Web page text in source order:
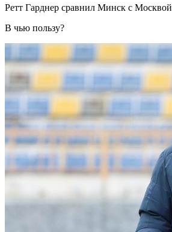
Ретт Гарднер сравнил Минск с Москвой
В чью пользу?